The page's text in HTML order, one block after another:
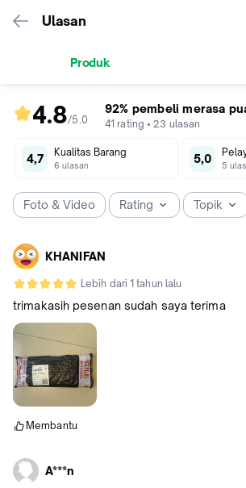
Ulasan
Produk
4.8/5.0
rating
4.8
5
92% pembeli merasa
41 rating • 23 ulasan
4,7 Kualitas Barang
6 ulasan 5,0 5
Foto & Video Rating Topik
KHANIFAN
Lebih dari 1 tahun lalu
trimakasih pesenan sudah saya terima
Membantu
A***n